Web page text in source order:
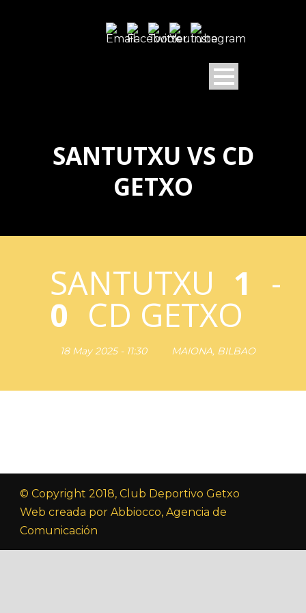
SANTUTXU VS CD
GETXO
SANTUTXU 1 -
0 CD GETXO
18 May 2025 - 11:30 MAIONA, BILBAO
© Copyright 2018, Club Deportivo Getxo
Web creada por Abbiocco, Agencia de
Comunicación